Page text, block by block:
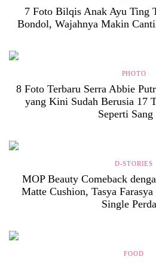
7 Foto Bilqis Anak Ayu Ting
Bondol, Wajahnya Makin
PHOTO
8 Foto Terbaru Serra Abbie
yang Kini Sudah Berusia 17
Seperti
D-STORIES
MOP Beauty Comeback
Matte Cushion, Tasya
Single
FOOD